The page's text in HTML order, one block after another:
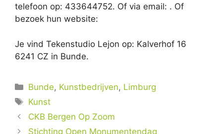
telefoon op: 433644752. Of via email: . Of
bezoek hun website:
Je vind Tekenstudio Lejon op: Kalverhof 16
6241 CZ in Bunde.
Categorieën
Bunde, Kunstbedrijven, Limburg
Tags
Kunst
CKB Bergen Op Zoom
Stichting Open Monumentendag